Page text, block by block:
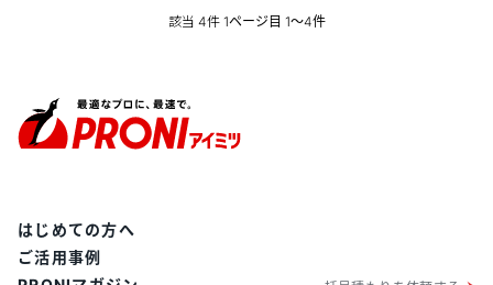
該当 4件 1ページ目 1〜4件
はじめての方へ
ご活用事例